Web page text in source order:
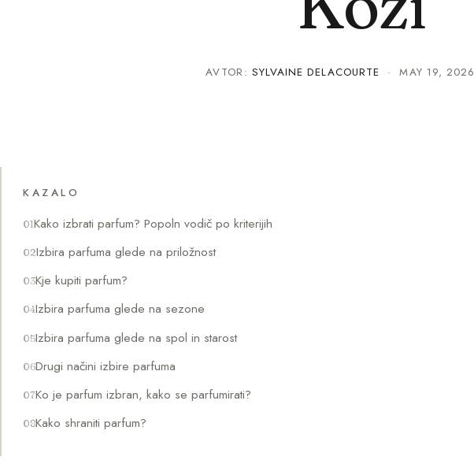
AVTOR: SYLVAINE DELACOURTE ·MAY 19, 2026
KAZALO
Kako izbrati parfum? Popoln vodič po kriterijih
Izbira parfuma glede na priložnost
Kje kupiti parfum?
Izbira parfuma glede na sezone
Izbira parfuma glede na spol in starost
Drugi načini izbire parfuma
Ko je parfum izbran, kako se parfumirati?
Kako shraniti parfum?